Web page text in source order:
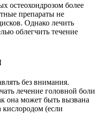
остеохондрозом более
препараты не
Однако лечить
облегчить течение
без внимания.
лечение головной боли
она может быть вызвана
(если